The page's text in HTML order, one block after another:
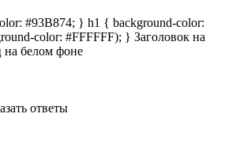
#93B874; } h1 { background-color:
color: #FFFFFF); } Заголовок на
на белом фоне
ответы